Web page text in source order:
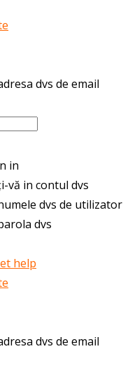
dvs de email
in
vă in contul dvs
dvs de utilizator
dvs
help
dvs de email